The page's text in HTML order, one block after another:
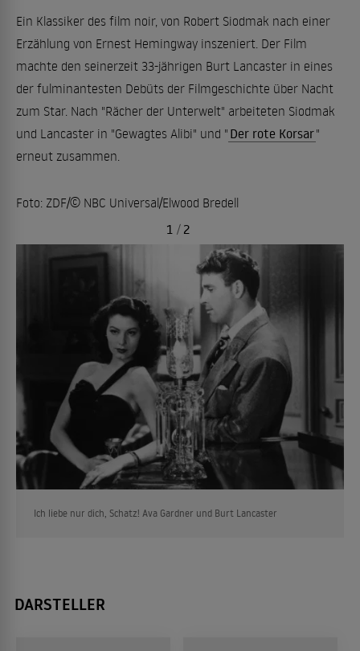
Ein Klassiker des film noir, von Robert Siodmak nach einer
Erzählung von Ernest Hemingway inszeniert. Der Film
machte den seinerzeit 33-jährigen Burt Lancaster in eines
der fulminantesten Debüts der Filmgeschichte über Nacht
zum Star. Nach "Rächer der Unterwelt" arbeiteten Siodmak
und Lancaster in "Gewagtes Alibi" und " Der rote Korsar"
erneut zusammen.
Foto: ZDF/© NBC Universal/Elwood Bredell
Ich liebe nur dich, Schatz! Ava Gardner und Burt Lancaster
1 / 2
DARSTELLER